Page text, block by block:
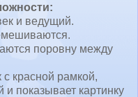
и ведущий.
поровну между
с красной рамкой,
и показывает картинку